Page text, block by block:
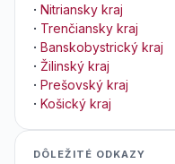
· Nitriansky kraj
· Trenčiansky kraj
· Banskobystrický kraj
· Žilinský kraj
· Prešovský kraj
· Košický kraj
DÔLEŽITÉ ODKAZY